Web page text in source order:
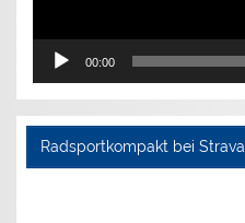
00:00
Radsportkompakt bei Strava